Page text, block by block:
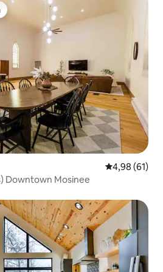
Gemiddelde
4,98 (61)
Downtown Mosinee